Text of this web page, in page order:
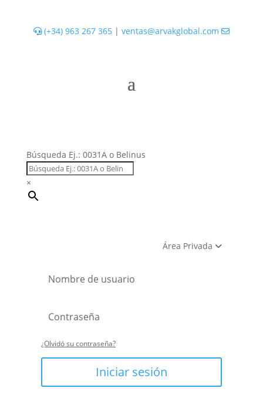
(+34) 963 267 365| ventas@arvakglobal.com
Búsqueda Ej.: 0031A o Belinus
×
Área Privada
¿Olvidó su contraseña?
Iniciar sesión